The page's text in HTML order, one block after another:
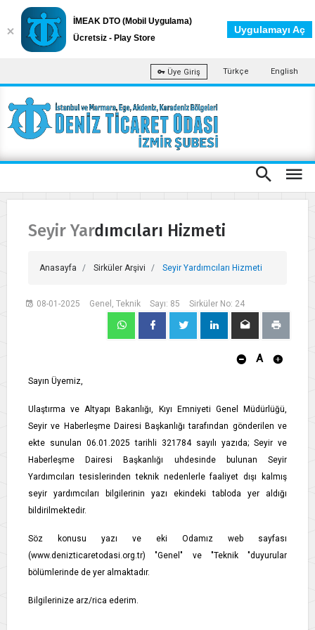
Üye Giriş Türkçe English
Seyir Yardımcıları Hizmeti
Anasayfa Sirküler Arşivi Seyir Yardımcıları Hizmeti
08-01-2025 Genel, Teknik Sayı: 85 Sirküler No: 24
A
Sayın Üyemiz,
Ulaştırma ve Altyapı Bakanlığı, Kıyı Emniyeti Genel Müdürlüğü,
Seyir ve Haberleşme Dairesi Başkanlığı tarafından gönderilen ve
ekte sunulan 06.01.2025 tarihli 321784 sayılı yazıda; Seyir ve
Haberleşme Dairesi Başkanlığı uhdesinde bulunan Seyir
Yardımcıları tesislerinden teknik nedenlerle faaliyet dışı kalmış
seyir yardımcıları bilgilerinin yazı ekindeki tabloda yer aldığı
bildirilmektedir.
Söz konusu yazı ve eki Odamız web sayfası
(www.denizticaretodasi.org.tr) "Genel" ve "Teknik "duyurular
bölümlerinde de yer almaktadır.
Bilgilerinize arz/rica ederim.
İMEAK DTO (Mobil Uygulama)
Ücretsiz - Play Store
Uygulamayı Aç